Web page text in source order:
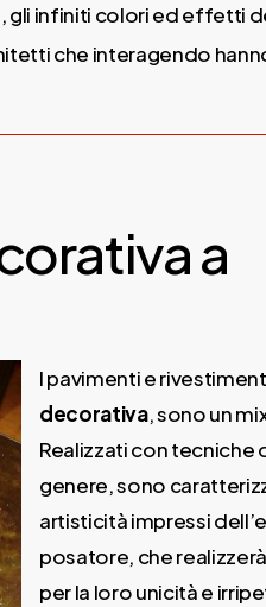
gli infiniti colori ed effetti
che interagendo
a
I pavimenti e
decorativa, sono un
Realizzati con tecniche
genere, sono
artisticità impressi
posatore, che
per la loro unicità e